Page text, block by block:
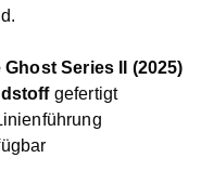
Series II (2025)
gefertigt